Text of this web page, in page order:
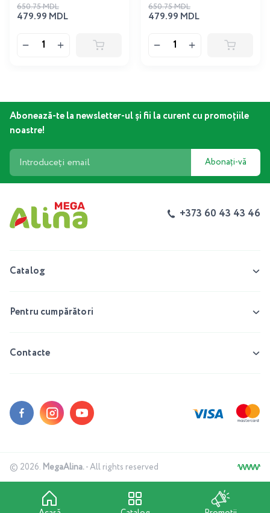
479.99 MDL
650.75 MDL
479.99 MDL
650.75 MDL
Abonează-te la newsletter-ul și fii la curent cu promoțiile
noastre!
Abonați-vă
+373 60 43 43 46
Catalog
Pentru cumpărători
Contacte
© 2026. MegaAlina.- All rights reserved